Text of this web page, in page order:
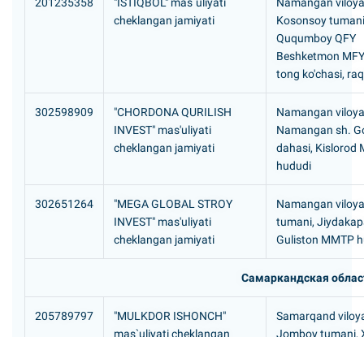
cheklangan jamiyati
Kosonsoy
Ququmboy QFY
Beshketmon
tong ko'chasi,
302598909
"CHORDONA QURILISH
INVEST" mas'uliyati
cheklangan jamiyati
Namangan
Namangan sh.
dahasi, Kislorod
hududi
302651264
"MEGA GLOBAL STROY
INVEST" mas'uliyati
cheklangan jamiyati
Namangan
tumani,
Guliston MMTP
Самаркандская
205789797
"MULKDOR ISHONCH"
mas`uliyati cheklangan
Samarqand
Jomboy tumani,